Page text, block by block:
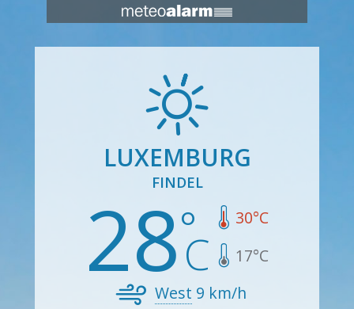
LUXEMBURG
FINDEL
28 30°C
17°C
West 9 km/h